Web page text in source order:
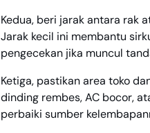
Kedua, beri jarak antara rak
Jarak kecil ini membantu
pengecekan jika muncul
Ketiga, pastikan area toko
dinding rembes, AC bocor,
perbaiki sumber